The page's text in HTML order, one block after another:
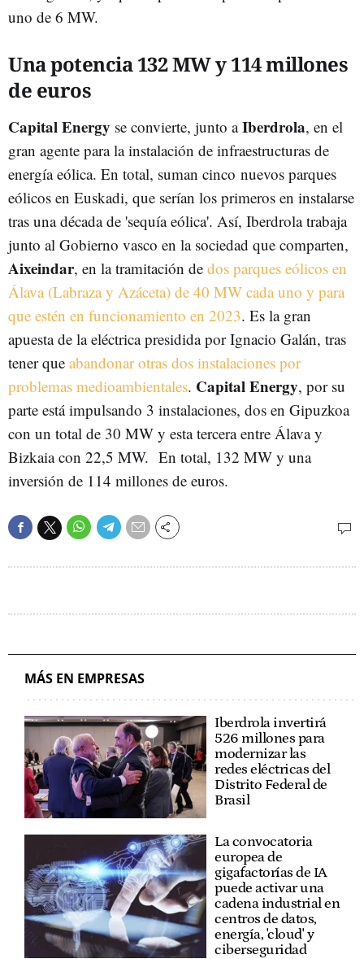
uno de 6 MW.
Una potencia 132 MW y 114 millones
de euros
Capital Energy se convierte, junto aIberdrola, en el
gran agente para la instalación de infraestructuras de
energía eólica. En total, suman cinco nuevos parques
eólicos en Euskadi, que serían los primeros en instalarse
tras una década de 'sequía eólica'. Así, Iberdrola trabaja
junto al Gobierno vasco en la sociedad que comparten,
Aixeindar, en la tramitación de dos parques eólicos en
Álava (Labraza y Azáceta) de 40 MW cada uno y para
que estén en funcionamiento en 2023. Es la gran
apuesta de la eléctrica presidida por Ignacio Galán, tras
tener que abandonar otras dos instalaciones por
problemas medioambientales. Capital Energy, por su
parte está impulsando 3 instalaciones, dos en Gipuzkoa
con un total de 30 MW y esta tercera entre Álava y
Bizkaia con 22,5 MW. En total, 132 MW y una
inversión de 114 millones de euros.
MÁS EN EMPRESAS
Iberdrola invertirá
526 millones para
modernizar las
redes eléctricas del
Distrito Federal de
Brasil
La convocatoria
europea de
gigafactorías de IA
puede activar una
cadena industrial en
centros de datos,
energía, 'cloud' y
ciberseguridad